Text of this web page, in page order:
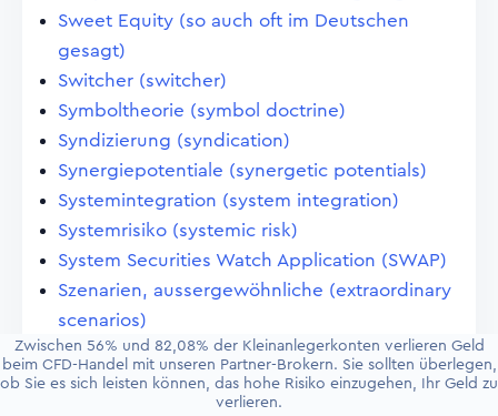
Sweet Equity (so auch oft im Deutschen
gesagt)
Switcher (switcher)
Symboltheorie (symbol doctrine)
Syndizierung (syndication)
Synergiepotentiale (synergetic potentials)
Systemintegration (system integration)
Systemrisiko (systemic risk)
System Securities Watch Application (SWAP)
Szenarien, aussergewöhnliche (extraordinary
scenarios)
Swing-Trading
Shooting Star
Zwischen 56% und 82,08% der Kleinanlegerkonten verlieren Geld
beim CFD-Handel mit unseren Partner-Brokern. Sie sollten überlegen,
ob Sie es sich leisten können, das hohe Risiko einzugehen, Ihr Geld zu
verlieren.